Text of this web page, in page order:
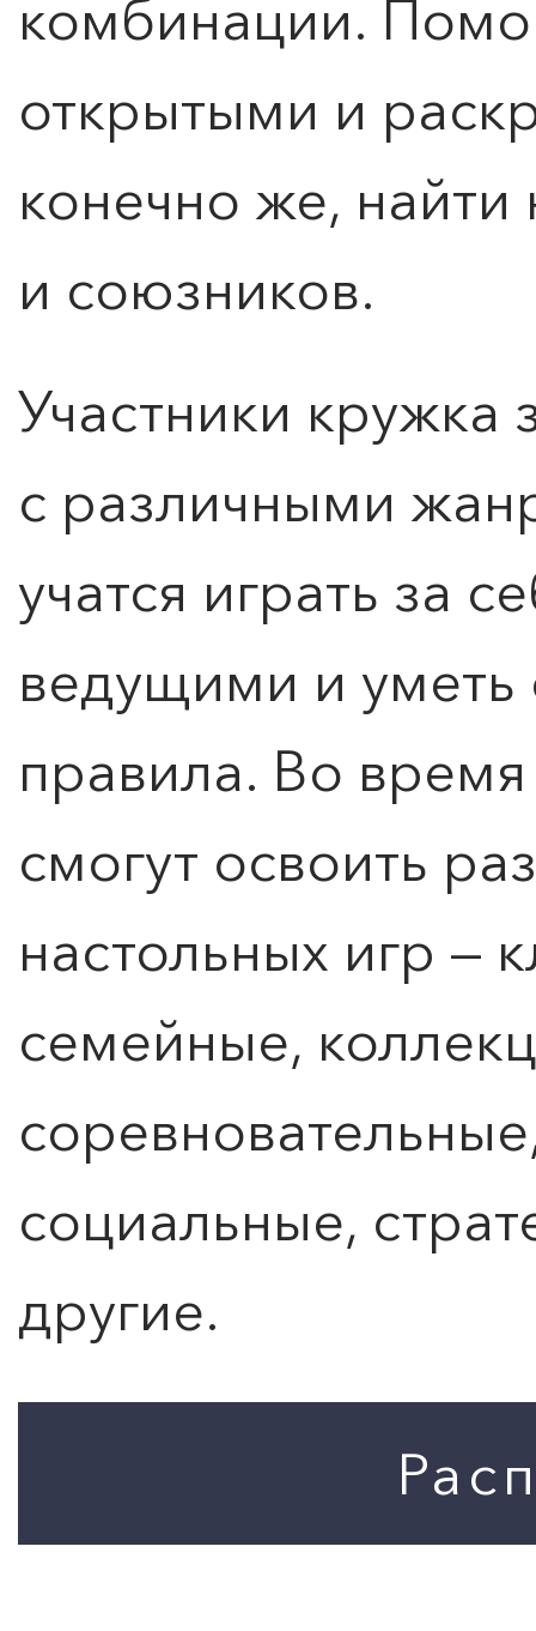
комбинации.
открытыми и
конечно же,
и союзников.
Участники кружка
с различными
учатся играть за
ведущими и уметь
правила. Во
смогут освоить
настольных игр —
семейные,
социальные,
другие.